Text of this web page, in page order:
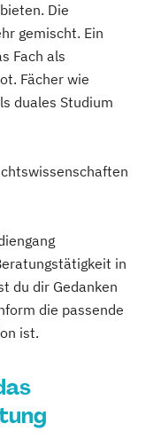
Die
gemischt. Ein
Fach als
Fächer wie
duales Studium
in
du dir Gedanken
die passende
ist.